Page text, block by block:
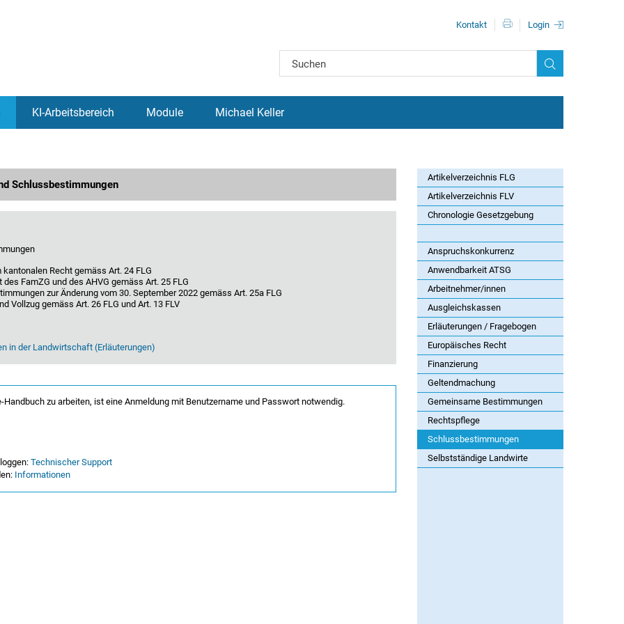
Metanavigationn
Kontakt Login
KI-Arbeitsbereich Module Michael Keller
Schlussbestimmungen
kantonalen Recht gemäss Art. 24 FLG
FamZG und des AHVG gemäss Art. 25 FLG
zur Änderung vom 30. September 2022 gemäss Art. 25a FLG
Vollzug gemäss Art. 26 FLG und Art. 13 FLV
in der Landwirtschaft (Erläuterungen)
Handbuch zu arbeiten, ist eine Anmeldung mit Benutzername und Passwort notwendig.
Technischer Support
Informationen
Artikelverzeichnis FLG
Artikelverzeichnis FLV
Chronologie Gesetzgebung
Anspruchskonkurrenz
Anwendbarkeit ATSG
Arbeitnehmer/innen
Ausgleichskassen
Erläuterungen / Fragebogen
Europäisches Recht
Finanzierung
Geltendmachung
Gemeinsame Bestimmungen
Rechtspflege
Schlussbestimmungen
Selbstständige Landwirte